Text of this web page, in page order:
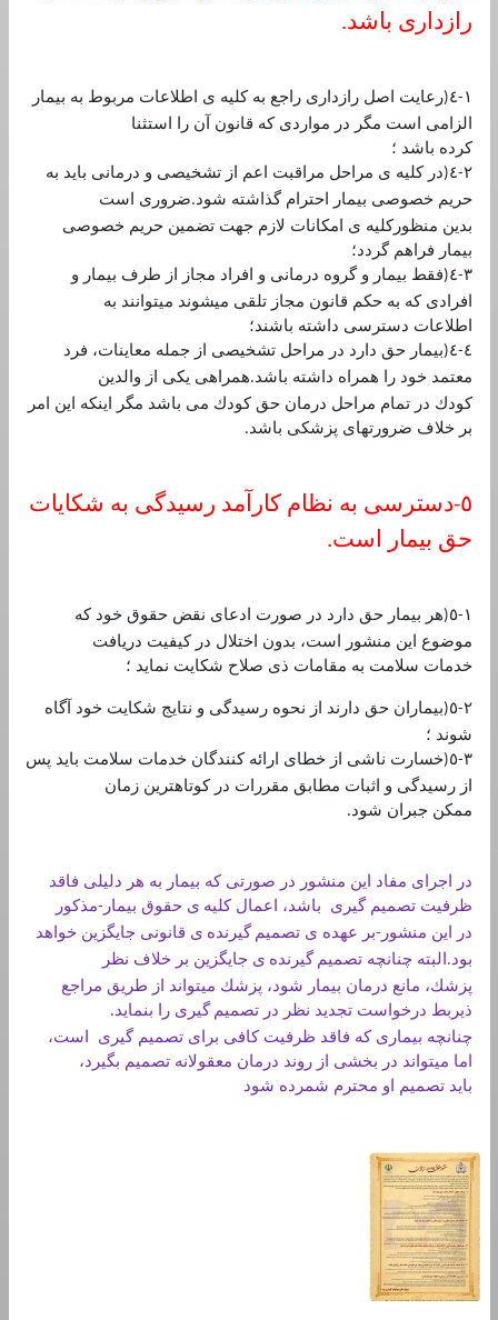
رازداری باشد.
١ -٤(رعايت اصل رازداری راجع به كليه ی اطلاعات مربوط به بيمار
الزامی است مگر در مواردی كه قانون آن را استثنا
كرده باشد ؛
٢-٤(در كليه ی مراحل مراقبت اعم از تشخيصی و درمانی بايد به
حريم خصوصی بيمار احترام گذاشته شود.ضروری است
بدين منظوركليه ی امكانات لازم جهت تضمين حريم خصوصی
بيمار فراهم گردد؛
٣-٤(فقط بيمار و گروه درمانی و افراد مجاز از طرف بيمار و
افرادی كه به حكم قانون مجاز تلقی ميشوند ميتوانند به
اطلاعات دسترسی داشته باشند؛
٤-٤(بيمار حق دارد در مراحل تشخيصی از جمله معاينات، فرد
معتمد خود را همراه داشته باشد.همراهی يكی از والدين
كودك در تمام مراحل درمان حق كودك می باشد مگر اينكه اين امر
بر خلاف ضرورتهای پزشكی باشد.
٥-دسترسی به نظام كارآمد رسيدگی به شكايات
حق بيمار است.
١ -٥(هر بيمار حق دارد در صورت ادعای نقض حقوق خود كه
موضوع اين منشور است، بدون اختلال در كيفيت دريافت
خدمات سلامت به مقامات ذی صلاح شكايت نمايد ؛
٢-٥(بيماران حق دارند از نحوه رسيدگی و نتايج شكايت خود آگاه
شوند ؛
٣-٥(خسارت ناشی از خطای ارائه كنندگان خدمات سلامت بايد پس
از رسيدگی و اثبات مطابق مقررات در كوتاهترين زمان
ممكن جبران شود.
در اجرای مفاد اين منشور در صورتی كه بيمار به هر دليلی فاقد
ظرفيت تصميم گيری باشد، اعمال كليه ی حقوق بيمار -مذكور
در اين منشور -بر عهده ی تصميم گيرنده ی قانونی جايگزين خواهد
بود. البته چنانچه تصميم گيرنده ی جايگزين بر خلاف نظر
پزشك، مانع درمان بيمار شود، پزشك ميتواند از طريق مراجع
ذيربط درخواست تجديد نظر در تصميم گيری را بنمايد.
چنانچه بيماری كه فاقد ظرفيت كافی برای تصميم گيری است،
اما ميتواند در بخشی از روند درمان معقولانه تصميم بگيرد،
بايد تصميم او محترم شمرده شود